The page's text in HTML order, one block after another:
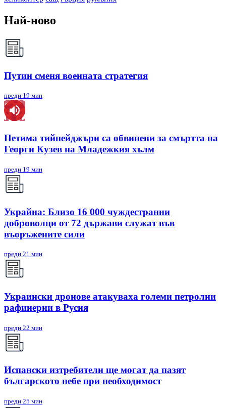
Най-ново
Путин сменя военната стратегия
преди 19 мин
Петима тийнейджъри са обвинени за смъртта на
Георги Кузев на Младежкия хълм
преди 19 мин
Украйна: Близо 16 000 чуждестранни
доброволци от 72 държави служат във
въоръжените сили
преди 21 мин
Украински дронове атакуваха големи петролни
рафинерии в Русия
преди 22 мин
Испански изтребители ще могат да пазят
българското небе при необходимост
преди 25 мин